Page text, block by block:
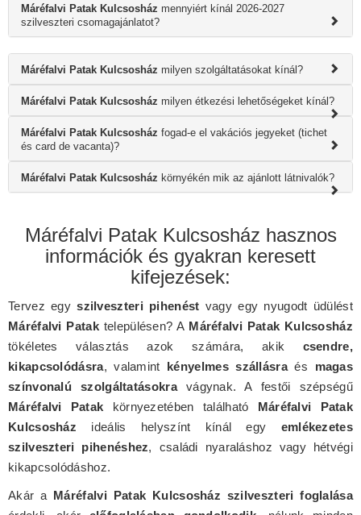
Máréfalvi Patak Kulcsosház mennyiért kínál 2026-2027
szilveszteri csomagajánlatot?
Máréfalvi Patak Kulcsosház milyen szolgáltatásokat kínál?
Máréfalvi Patak Kulcsosház milyen étkezési lehetőségeket kínál?
Máréfalvi Patak Kulcsosház fogad-e el vakációs jegyeket (tichet
és card de vacanta)?
Máréfalvi Patak Kulcsosház környékén mik az ajánlott látnivalók?
Máréfalvi Patak Kulcsosház hasznos
információk és gyakran keresett
kifejezések:
Tervez egyszilveszteri pihenést vagy egy nyugodt üdülést
Máréfalvi Pataktelepülésen? A Máréfalvi Patak Kulcsosház
tökéletes választás azok számára, akik csendre,
kikapcsolódásra, valamint kényelmes szállásraés magas
színvonalú szolgáltatásokravágynak. A festői szépségű
Máréfalvi Patak környezetében található Máréfalvi Patak
Kulcsosház ideális helyszínt kínál egy emlékezetes
szilveszteri pihenéshez, családi nyaraláshoz vagy hétvégi
kikapcsolódáshoz.
Akár a Máréfalvi Patak Kulcsosház szilveszteri foglalása